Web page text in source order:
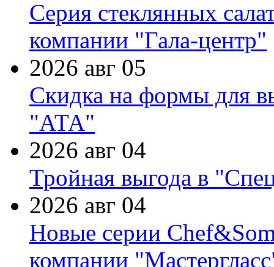
Серия стеклянных
компании "Гала-центр"
2026 авг 05
Скидка на формы для
"АТА"
2026 авг 04
Тройная выгода в
2026 авг 04
Новые серии
компании